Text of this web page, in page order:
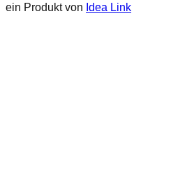
ein Produkt von Idea Link